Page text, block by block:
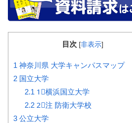
目次 [非表示]
1 神奈川県 大学キャンパスマップ
2 国立大学
2.1 1⃣横浜国立大学
2.22⃣注 防衛大学校
3 公立大学